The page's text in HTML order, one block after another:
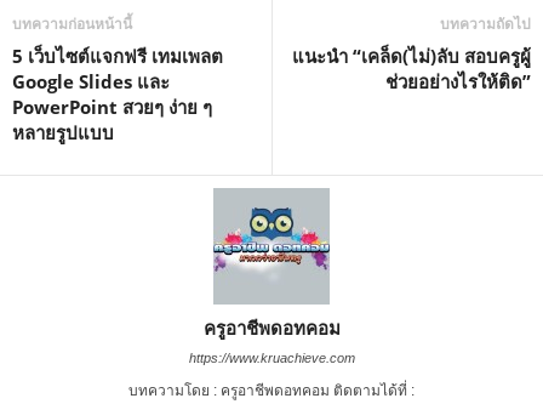
บทความก่อนหน้านี้
5 เว็บไซต์แจกฟรี เทมเพลต
Google Slides และ
PowerPoint สวยๆ ง่าย ๆ
หลายรูปแบบ
บทความถัดไป
แนะนำ “เคล็ด(ไม่)ลับ สอบครูผู้
ช่วยอย่างไรให้ติด”
ครูอาชีพดอทคอม
https://www.kruachieve.com
บทความโดย : ครูอาชีพดอทคอม ติดตามได้ที่ :